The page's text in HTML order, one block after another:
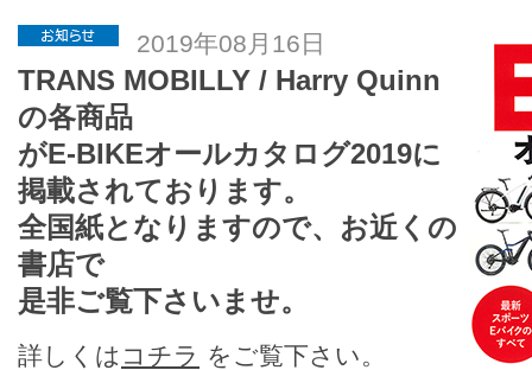
2019年08月16日
TRANS MOBILLY / Harry Quinn
の各商品
がE-BIKEオールカタログ2019に
掲載されております。
全国紙となりますので、お近くの
書店で
是非ご覧下さいませ。
詳しくは コチラ をご覧下さい。